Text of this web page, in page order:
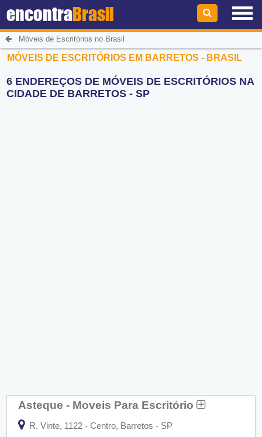
encontraBrasil
Móveis de Escritórios no Brasil
MÓVEIS DE ESCRITÓRIOS EM BARRETOS - BRASIL
6 ENDEREÇOS DE MÓVEIS DE ESCRITÓRIOS NA
CIDADE DE BARRETOS - SP
Asteque - Moveis Para Escritório
R. Vinte, 1122 - Centro, Barretos - SP